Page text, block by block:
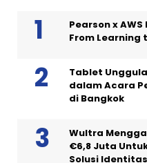
Pearson x
From Learning
Tablet
dalam Acara
di Bangkok
Wultra
€6,8 Juta
Solusi